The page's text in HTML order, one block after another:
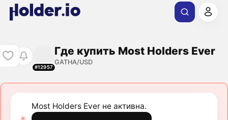
#12957
Где купить Most Holders Ever
GATHA/USD
Most Holders Ever не активна.